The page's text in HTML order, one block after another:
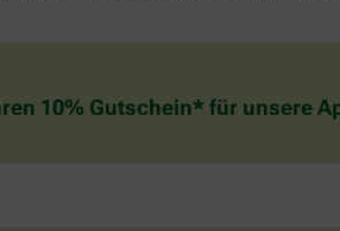
10% Gutschein* für unsere